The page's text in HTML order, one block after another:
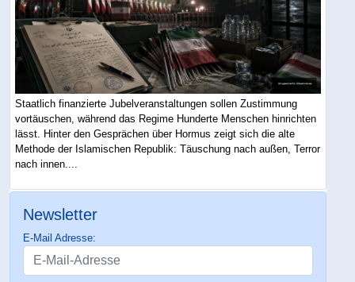
Staatlich finanzierte Jubelveranstaltungen sollen Zustimmung
vortäuschen, während das Regime Hunderte Menschen hinrichten
lässt. Hinter den Gesprächen über Hormus zeigt sich die alte
Methode der Islamischen Republik: Täuschung nach außen, Terror
nach innen....
Newsletter
E-Mail Adresse: